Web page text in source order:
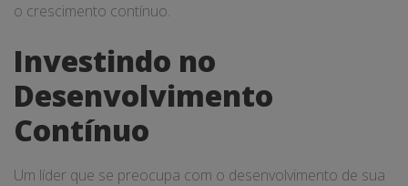
o crescimento contínuo.
Investindo no
Desenvolvimento
Contínuo
Um líder que se preocupa com o desenvolvimento de sua